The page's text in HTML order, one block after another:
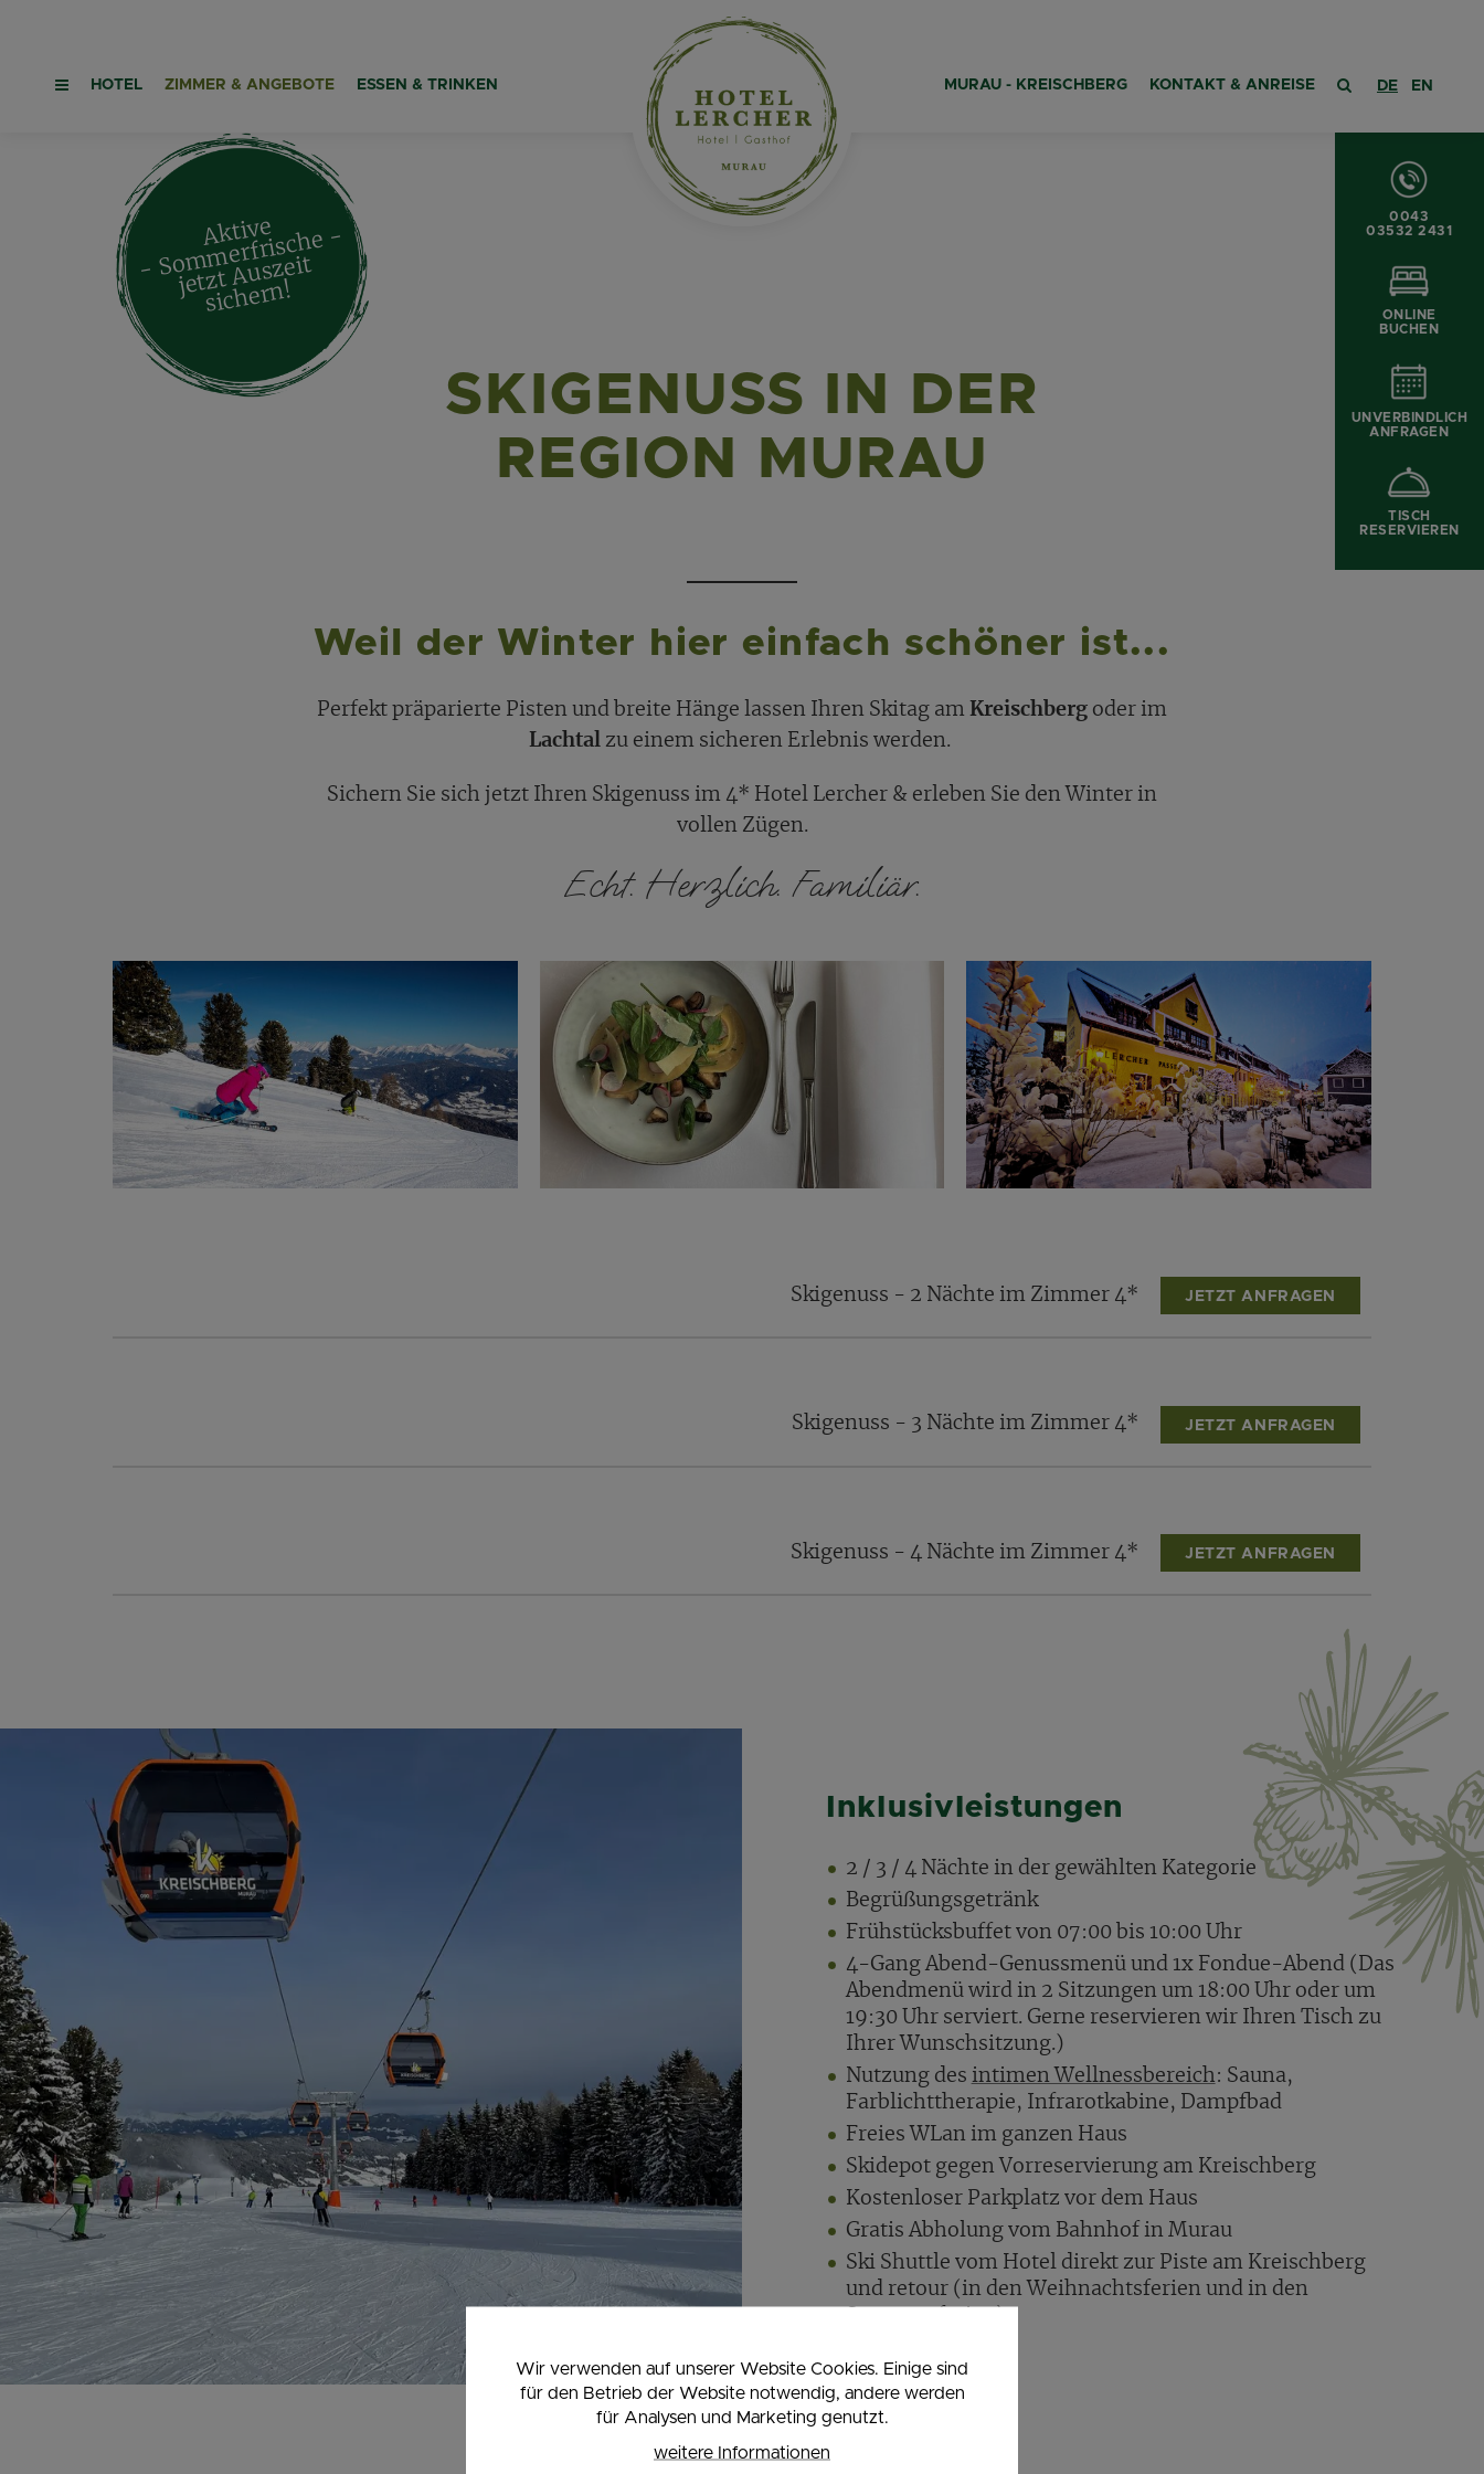
HOTEL ZIMMER & ANGEBOTE ESSEN & TRINKEN MURAU - KREISCHBERG KONTAKT & ANREISE
SKIGENUSS IN DER
REGION MURAU
Weil der Winter hier einfach schöner ist...
Perfekt präparierte Pisten und breite Hänge lassen Ihren Skitag am Kreischberg oder im
Lachtal zu einem sicheren Erlebnis werden.
Sichern Sie sich jetzt Ihren Skigenuss im 4* Hotel Lercher & erleben Sie den Winter in
vollen Zügen.
Echt. Herzlich. Familiär.
Skigenuss - 2 Nächte im Zimmer 4* JETZT ANFRAGEN
Skigenuss - 3 Nächte im Zimmer 4* JETZT ANFRAGEN
Skigenuss - 4 Nächte im Zimmer 4* JETZT ANFRAGEN
Inklusivleistungen
2 / 3 / 4 Nächte in der gewählten Kategorie
Begrüßungsgetränk
Frühstücksbuffet von 07:00 bis 10:00 Uhr
4-Gang Abend-Genussmenü und 1x Fondue-Abend (Das
Abendmenü wird in 2 Sitzungen um 18:00 Uhr oder um
19:30 Uhr serviert. Gerne reservieren wir Ihren Tisch zu
Ihrer Wunschsitzung.)
Nutzung des intimen Wellnessbereich: Sauna,
Farblichttherapie, Infrarotkabine, Dampfbad
Freies WLan im ganzen Haus
Skidepot gegen Vorreservierung am Kreischberg
Kostenloser Parkplatz vor dem Haus
Gratis Abholung vom Bahnhof in Murau
Ski Shuttle vom Hotel direkt zur Piste am Kreischberg
und retour (in den Weihnachtsferien und in den
Aktive
- Sommerfrische -
jetzt
A
uszeit
sic
her
n!
0043
03532 2431
ONLINE
BUCHEN
UNVERBINDLICH
ANFRAGEN
TISCH
RESERVIEREN
DE EN
Wir verwenden auf unserer Website Cookies. Einige sind
für den Betrieb der Website notwendig, andere werden
für Analysen und Marketing genutzt.
weitere Informationen